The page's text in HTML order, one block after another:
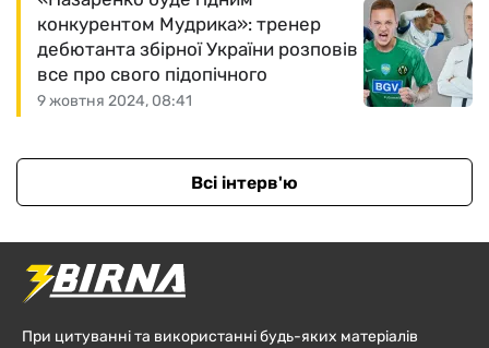
9 жовтня 2024, 08:41
конкурентом Мудрика»: тренер
дебютанта збірної України розповів
все про свого підопічного
Всі інтерв'ю
При цитуванні та використанні будь-яких матеріалів